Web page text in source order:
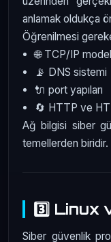
anlamak oldukça
Öğrenilmesi
🌐 TCP/IP
📡 DNS sistemi
🔌 port yapıları
🔄 HTTP ve
Ağ bilgisi siber
temellerden biridir.
3️⃣ Linux
Siber güvenlik